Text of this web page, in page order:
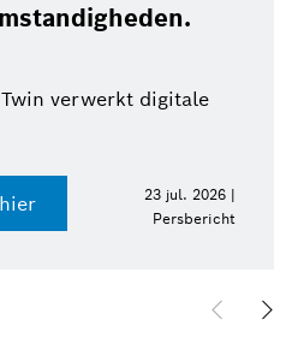
verwerkt digitale
23 jul. 2026 |
Persbericht